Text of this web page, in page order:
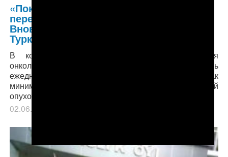
«Пока сдашь все анализы, болезнь
переходит в следующую стадию».
Вновь о здравоохранении в
Туркменистане
В коридорах Международного центра лечения
онкологических заболеваний на проспекте Арчабиль
ежедневно толпы народа, такое впечатление, что, как
минимум, половина страны поражена раковой
опухолью.
02.06.2018